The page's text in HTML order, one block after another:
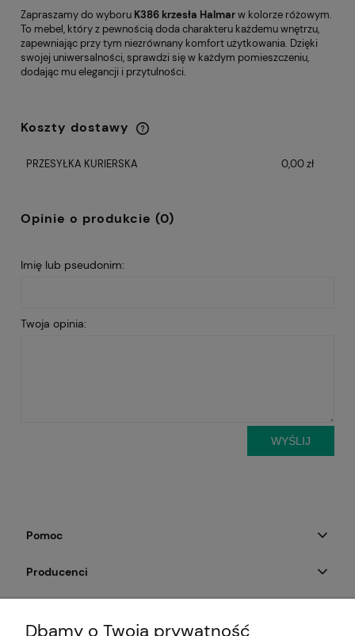
Zapraszamy do wyboru K386 krzesła Halmarw kolorze różowym.
To mebel, który z pewnością doda charakteru każdemu wnętrzu,
zapewniając przy tym niezrównany komfort użytkowania. Dzięki
swojej uniwersalności, sprawdzi się w każdym pomieszczeniu,
dodając mu elegancji i przytulności.
Koszty dostawy
Cena nie zawiera ewentualnych kosztów
PRZESYŁKA KURIERSKA
0,00 zł
Opinie o produkcie (0)
Imię lub pseudonim:
Twoja opinia:
WYŚLIJ
Pomoc
Producenci
Dbamy o Twoją prywatność